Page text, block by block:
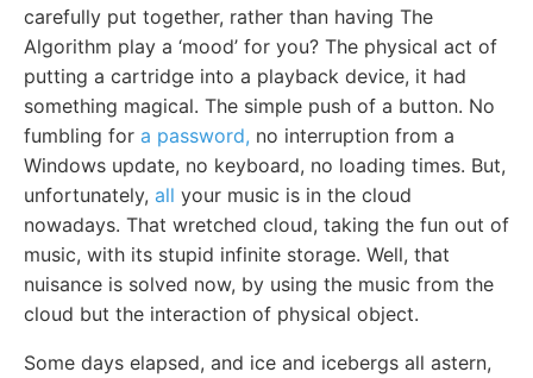
carefully put together, rather than having The
Algorithm play a ‘mood’ for you? The physical act of
putting a cartridge into a playback device, it had
something magical. The simple push of a button. No
fumbling for a password, no interruption from a
Windows update, no keyboard, no loading times. But,
unfortunately, all your music is in the cloud
nowadays. That wretched cloud, taking the fun out of
music, with its stupid infinite storage. Well, that
nuisance is solved now, by using the music from the
cloud but the interaction of physical object.
Some days elapsed, and ice and icebergs all astern,